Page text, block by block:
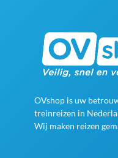
OVshop is uw
treinreizen in
Wij maken reizen